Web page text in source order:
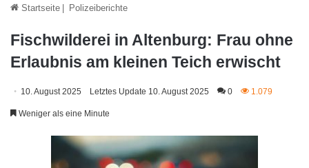
Startseite | Polizeiberichte
Fischwilderei in Altenburg: Frau ohne
Erlaubnis am kleinen Teich erwischt
10. August 2025 Letztes Update 10. August 2025 0 1.079
Weniger als eine Minute